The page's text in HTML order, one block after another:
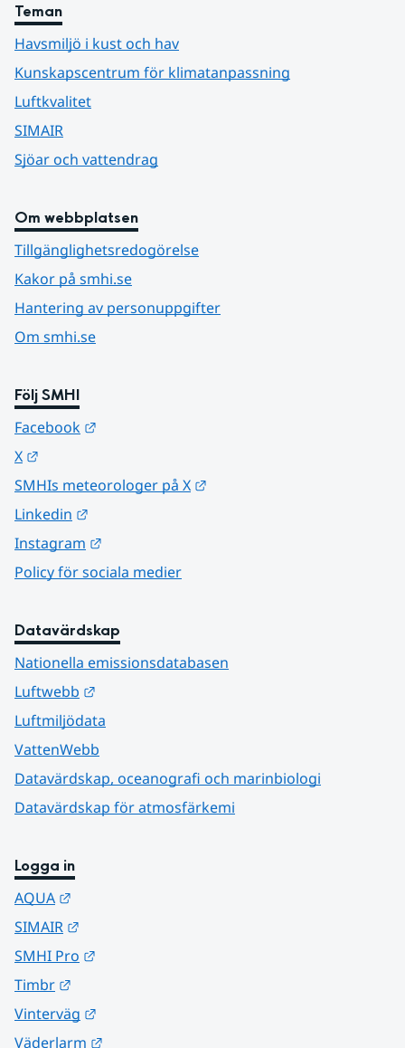
Teman
Havsmiljö i kust och hav
Kunskapscentrum för klimatanpassning
Luftkvalitet
SIMAIR
Sjöar och vattendrag
Om webbplatsen
Tillgänglighetsredogörelse
Kakor på smhi.se
Hantering av personuppgifter
Om smhi.se
Följ SMHI
Facebook
X
SMHIs meteorologer på X
Linkedin
Instagram
Policy för sociala medier
Datavärdskap
Nationella emissionsdatabasen
Luftwebb
Luftmiljödata
VattenWebb
Datavärdskap, oceanografi och marinbiologi
Datavärdskap för atmosfärkemi
Logga in
AQUA
SIMAIR
SMHI Pro
Timbr
Vinterväg
Väderlarm